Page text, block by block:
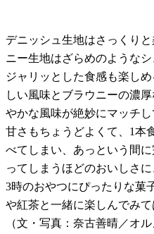
デニッシュ生地はさっくり
ニー生地はざらめのような
ジャリッとした食感も楽し
しい風味とブラウニーの濃
やかな風味が絶妙にマッチし
甘さもちょうどよくて、1本
べてしまい、あっという間
ってしまうほどのおいしさ
3時のおやつにぴったりな菓
や紅茶と一緒に楽しんでみて
（文・写真：奈古善晴／オル